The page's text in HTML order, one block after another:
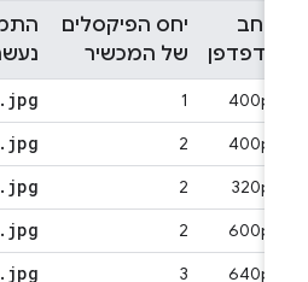
הדפדפן
יחס הפיקסלים
של המכשיר
נעשה
400px
200.jpg
400px
400.jpg
320px
400.jpg
600px
800.jpg
640px
.jpg